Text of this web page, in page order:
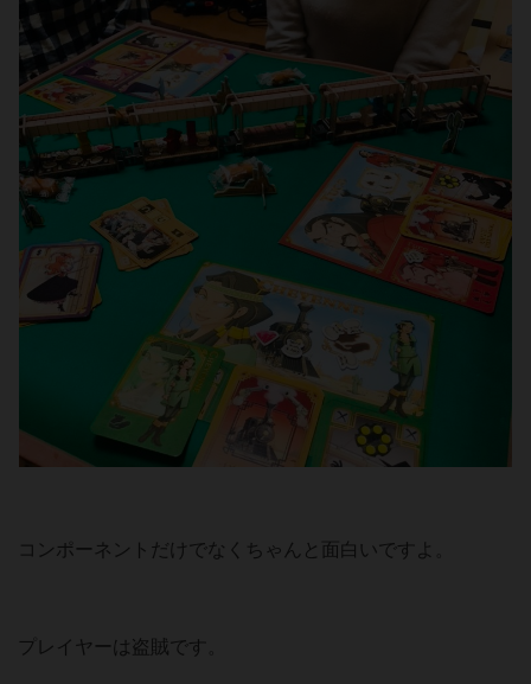
コンポーネントだけでなくちゃんと面白いですよ。
プレイヤーは盗賊です。